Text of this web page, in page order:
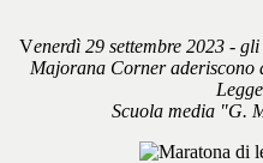
Venerdì 29 settembre 2023 -
Majorana Corner aderiscono
Scuola media "G.